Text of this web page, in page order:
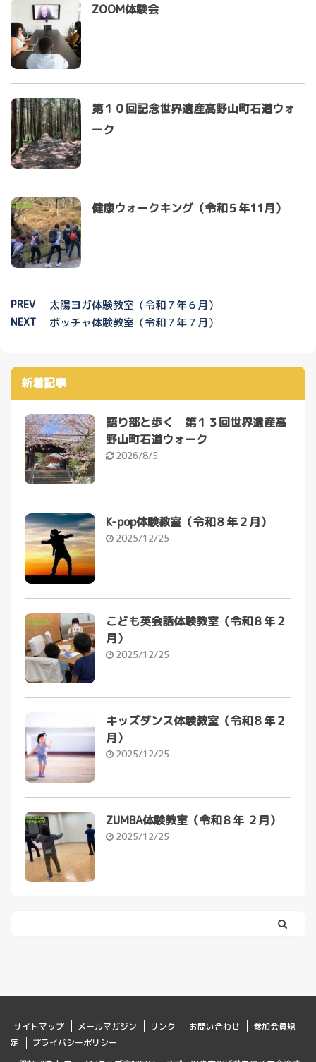
ZOOM体験会
第１０回記念世界遺産高野山町石道ウォ
ーク
健康ウォークキング（令和５年11月）
PREV 太陽ヨガ体験教室（令和７年６月）
NEXT ボッチャ体験教室（令和７年７月）
新着記事
語り部と歩く 第１３回世界遺産高
野山町石道ウォーク
2026/8/5
K-pop体験教室（令和８年２月）
2025/12/25
こども英会話体験教室（令和８年２
月）
2025/12/25
キッズダンス体験教室（令和８年２
月）
2025/12/25
ZUMBA体験教室（令和８年 ２月）
2025/12/25
サイトマップ メールマガジン リンク お問い合わせ
参加会員規
定
プライバシーポリシー